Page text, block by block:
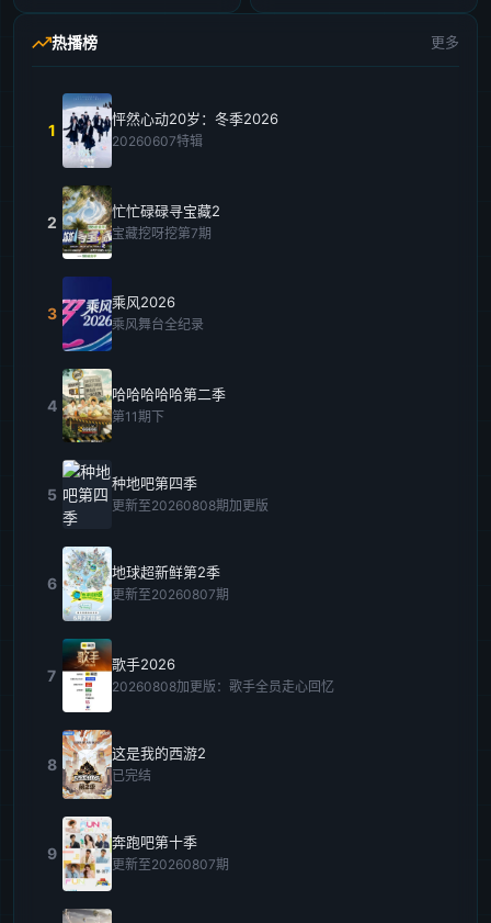
热播榜 更多
1
怦然心动20岁：冬季2026
20260607特辑
2
忙忙碌碌寻宝藏2
宝藏挖呀挖第7期
3
乘风2026
乘风舞台全纪录
4
哈哈哈哈哈第二季
第11期下
5
种地吧第四季
更新至20260808期加更版
6
地球超新鲜第2季
更新至20260807期
7
歌手2026
20260808加更版：歌手全员走心回忆
8
这是我的西游2
已完结
9
奔跑吧第十季
更新至20260807期